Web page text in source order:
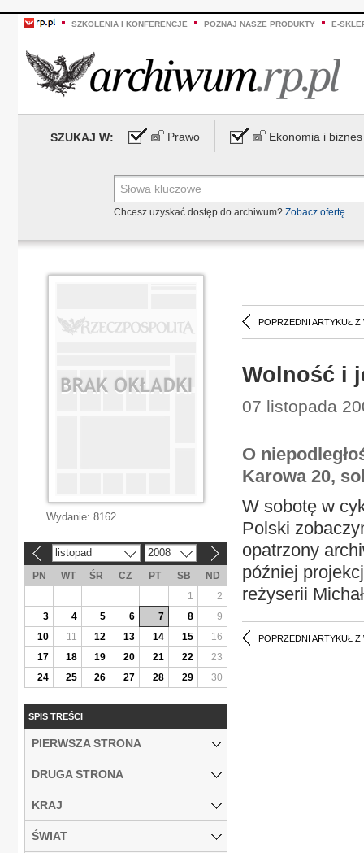
SZKOLENIA I KONFERENCJE POZNAJ NASZE PRODUKTY E-
SZUKAJ W: Prawo Ekonomia i biznes
Chcesz uzyskać dostęp do archiwum? Zobacz ofertę
POPRZEDNI ARTYKUŁ Z
Wolność i
07 listopada
O
Karowa 20,
W sobotę w
Polski
opatrzony
później
reżyserii
POPRZEDNI ARTYKUŁ Z
Wydanie: 8162
listopad 2008
PN WT ŚR CZ PT SB
ND
1
2
3
4 5 6 7 8
9
10
11 12 13 14 15
16
17
18 19 20 21 22
23
24
25 26 27 28 29 30
SPIS TREŚCI
PIERWSZA STRONA
DRUGA STRONA
KRAJ
ŚWIAT